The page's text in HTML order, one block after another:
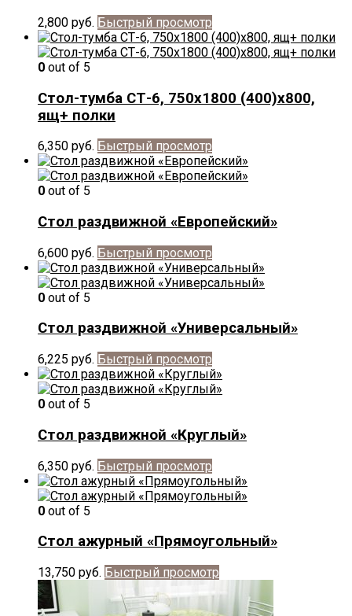
2,800 руб. Быстрый просмотр
0 out of 5
Стол-тумба СТ-6, 750х1800 (400)х800,
ящ+ полки
6,350 руб. Быстрый просмотр
0 out of 5
Стол раздвижной «Европейский»
6,600 руб. Быстрый просмотр
0 out of 5
Стол раздвижной «Универсальный»
6,225 руб. Быстрый просмотр
0 out of 5
Стол раздвижной «Круглый»
6,350 руб. Быстрый просмотр
0 out of 5
Стол ажурный «Прямоугольный»
13,750 руб. Быстрый просмотр